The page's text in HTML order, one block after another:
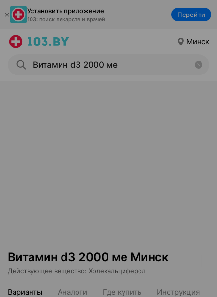
Установить приложение
103: поиск лекарств и врачей
Перейти
Минск
Витамин d3 2000 ме Минск
Действующее вещество: Холекальциферол
Варианты Аналоги Где купить Инструкция